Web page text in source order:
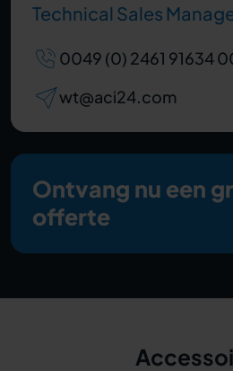
Technical Sales
0049 (0) 2461 91634
wt@aci24.com
Ontvang nu een
offerte